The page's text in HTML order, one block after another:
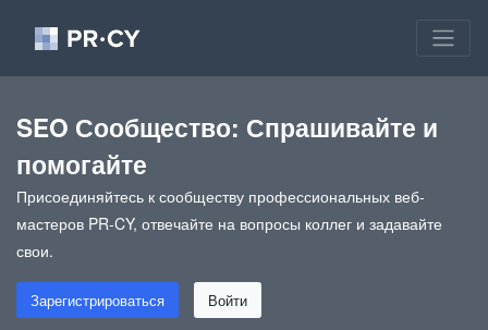
SEO Сообщество: Спрашивайте и
помогайте
Присоединяйтесь к сообществу профессиональных веб-
мастеров PR-CY, отвечайте на вопросы коллег и задавайте
свои.
Зарегистрироваться Войти